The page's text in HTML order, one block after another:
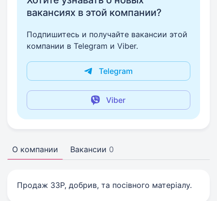
вакансиях в этой компании?
Подпишитесь и получайте вакансии этой
компании в Telegram и Viber.
Telegram
Viber
О компании Вакансии 0
Продаж ЗЗР, добрив, та посівного матеріалу.